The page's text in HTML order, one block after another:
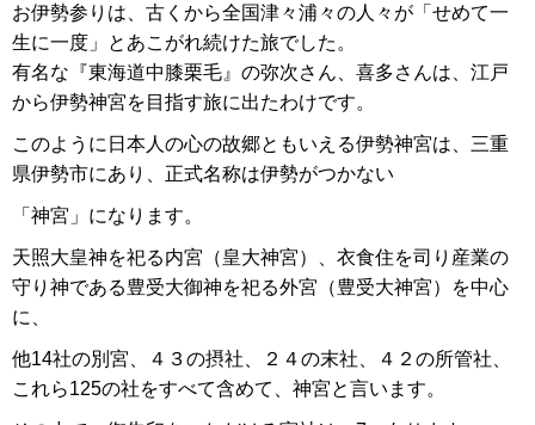
お伊勢参りは、古くから全国津々浦々の人々が「せめて一
生に一度」とあこがれ続けた旅でした。
有名な『東海道中膝栗毛』の弥次さん、喜多さんは、江戸
から伊勢神宮を目指す旅に出たわけです。
このように日本人の心の故郷ともいえる伊勢神宮は、三重
県伊勢市にあり、正式名称は伊勢がつかない
「神宮」になります。
天照大皇神を祀る内宮（皇大神宮）、衣食住を司り産業の
守り神である豊受大御神を祀る外宮（豊受大神宮）を中心
に、
他14社の別宮、４３の摂社、２４の末社、４２の所管社、
これら125の社をすべて含めて、神宮と言います。